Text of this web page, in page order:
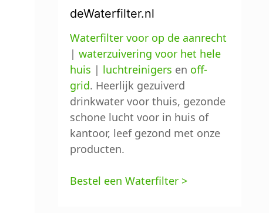
deWaterfilter.nl
Waterfilter voor op de aanrecht
| waterzuivering voor het hele
huis | luchtreinigers en off-
grid. Heerlijk gezuiverd
drinkwater voor thuis, gezonde
schone lucht voor in huis of
kantoor, leef gezond met onze
producten.
Bestel een Waterfilter >